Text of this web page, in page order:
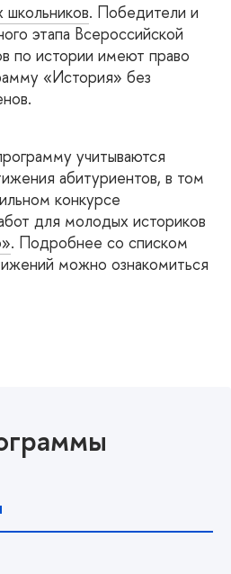
школьников. Победители и
этапа Всероссийской
по истории имеют право
«История» без
учитываются
абитуриентов, в том
конкурсе
для молодых историков
. Подробнее со списком
можно ознакомиться